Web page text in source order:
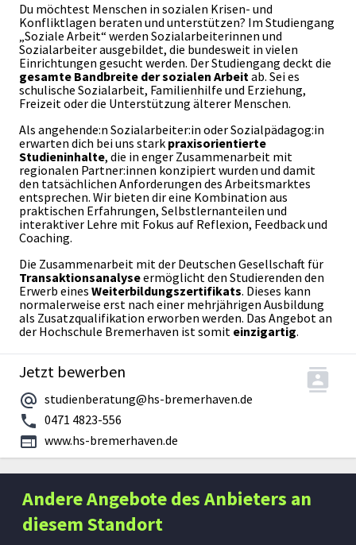
Du möchtest Menschen in sozialen Krisen- und
Konfliktlagen beraten und unterstützen? Im Studiengang
„Soziale Arbeit“ werden Sozialarbeiterinnen und
Sozialarbeiter ausgebildet, die bundesweit in vielen
Einrichtungen gesucht werden. Der Studiengang deckt die
gesamte Bandbreite der sozialen Arbeitab. Sei es
schulische Sozialarbeit, Familienhilfe und Erziehung,
Freizeit oder die Unterstützung älterer Menschen.
Als angehende:n Sozialarbeiter:in oder Sozialpädagog:in
erwarten dich bei uns stark praxisorientierte
Studieninhalte, die in enger Zusammenarbeit mit
regionalen Partner:innen konzipiert wurden und damit
den tatsächlichen Anforderungen des Arbeitsmarktes
entsprechen. Wir bieten dir eine Kombination aus
praktischen Erfahrungen, Selbstlernanteilen und
interaktiver Lehre mit Fokus auf Reflexion, Feedback und
Coaching.
Die Zusammenarbeit mit der Deutschen Gesellschaft für
Transaktionsanalyseermöglicht den Studierenden den
Erwerb eines Weiterbildungszertifikats. Dieses kann
normalerweise erst nach einer mehrjährigen Ausbildung
als Zusatzqualifikation erworben werden. Das Angebot an
der Hochschule Bremerhaven ist somit einzigartig.
Jetzt bewerben
studienberatung@hs-bremerhaven.de
0471 4823-556
www.hs-bremerhaven.de
Andere Angebote des Anbieters an
diesem Standort